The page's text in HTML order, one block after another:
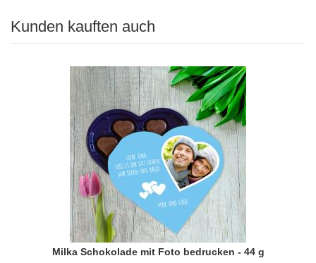
Kunden kauften auch
Milka Schokolade mit Foto bedrucken - 44 g